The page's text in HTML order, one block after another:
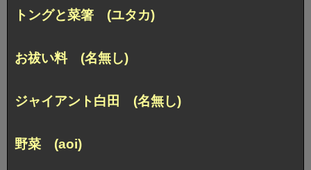
トングと菜箸 (ユタカ)
お祓い料 (名無し)
ジャイアント白田 (名無し)
野菜 (aoi)